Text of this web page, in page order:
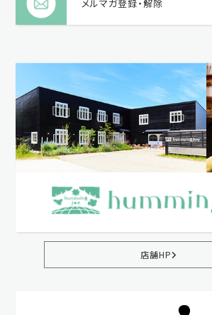
メルマガ登録・解除
店舗HP